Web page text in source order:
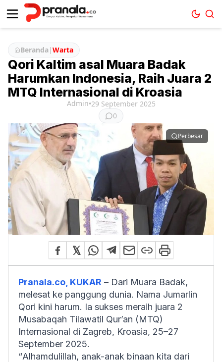
Beranda|Warta
Qori Kaltim asal Muara Badak
Harumkan Indonesia, Raih Juara 2
MTQ Internasional di Kroasia
Admin•29 September 2025
0
Perbesar
Pranala.co, KUKAR – Dari Muara Badak,
melesat ke panggung dunia. Nama Jumarlin
Qori kini harum. Ia sukses meraih juara 2
Musabaqah Tilawatil Qur’an (MTQ)
Internasional di Zagreb, Kroasia, 25–27
September 2025.
“Alhamdulillah, anak-anak binaan kita dari